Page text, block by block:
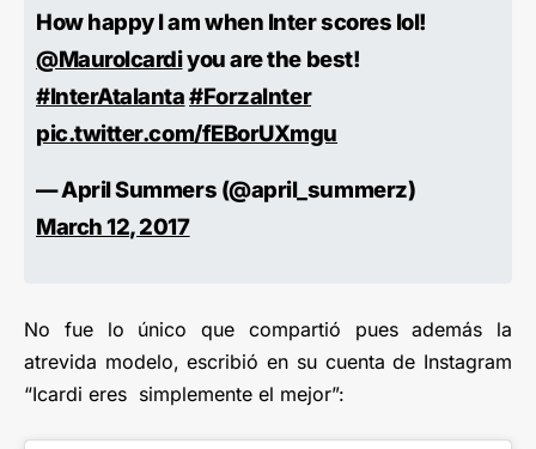
How happy I am when Inter scores lol!
@MauroIcardiyou are the best!
#InterAtalanta#ForzaInter
pic.twitter.com/fEBorUXmgu
— April Summers (@april_summerz)
March 12, 2017
No fue lo único que compartió pues además la
atrevida modelo, escribió en su cuenta de Instagram
“Icardi eres simplemente el mejor”: